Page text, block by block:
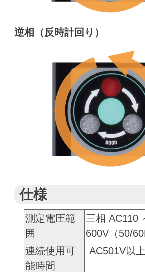
逆相（反時計回り）
仕様
測定電圧範
囲
三相 AC110
600V（50/
連続使用可
能時間
AC501V以